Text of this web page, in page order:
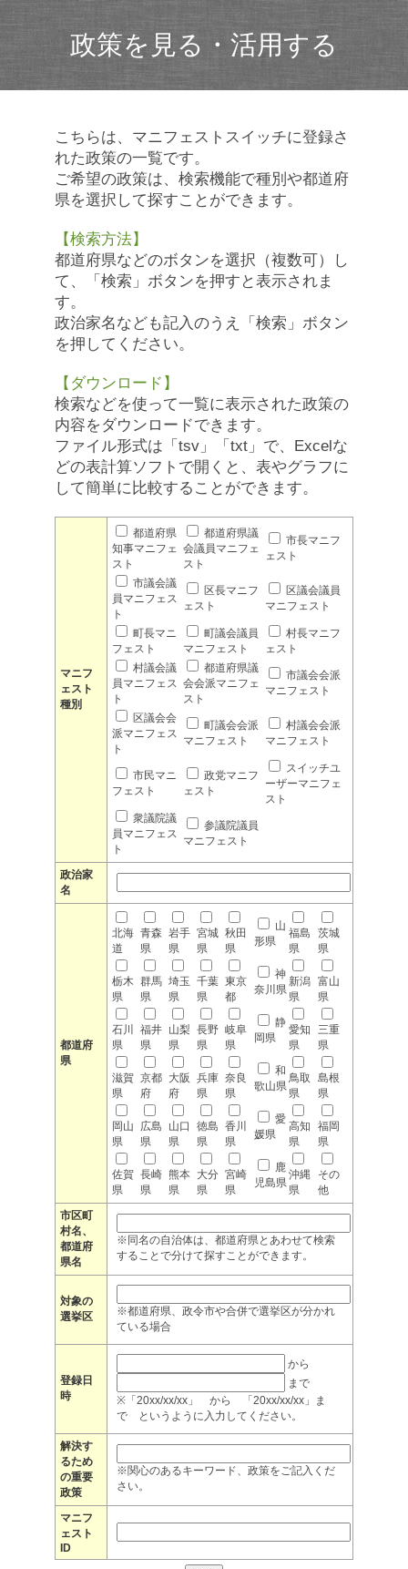
政策を見る・活用する
こちらは、マニフェストスイッチに登録さ
れた政策の一覧です。
ご希望の政策は、検索機能で種別や都道府
県を選択して探すことができます。
【検索方法】
都道府県などのボタンを選択（複数可）し
て、「検索」ボタンを押すと表示されま
す。
政治家名なども記入のうえ「検索」ボタン
を押してください。
【ダウンロード】
検索などを使って一覧に表示された政策の
内容をダウンロードできます。
ファイル形式は「tsv」「txt」で、Excelな
どの表計算ソフトで開くと、表やグラフに
して簡単に比較することができます。
マニフ
ェスト
種別
都道府県
知事マニフェ
スト
都道府県議
会議員マニフェ
スト
市長マニフ
ェスト
市議会議
員マニフェス
ト
区長マニフ
ェスト
区議会議員
マニフェスト
町長マニ
フェスト
町議会議員
マニフェスト
村長マニフ
ェスト
村議会議
員マニフェス
ト
都道府県議
会会派マニフェ
スト
市議会会派
マニフェスト
区議会会
派マニフェス
ト
町議会会派
マニフェスト
村議会会派
マニフェスト
市民マニ
フェスト
政党マニフ
ェスト
スイッチユ
ーザーマニフェ
スト
衆議院議
員マニフェス
ト
参議院議員
マニフェスト
政治家
名
都道府
県
北海
道
青森
県
岩手
県
宮城
県
秋田
県
山
形県
福島
県
茨城
県
栃木
県
群馬
県
埼玉
県
千葉
県
東京
都
神
奈川県
新潟
県
富山
県
石川
県
福井
県
山梨
県
長野
県
岐阜
県
静
岡県
愛知
県
三重
県
滋賀
県
京都
府
大阪
府
兵庫
県
奈良
県
和
歌山県
鳥取
県
島根
県
岡山
県
広島
県
山口
県
徳島
県
香川
県
愛
媛県
高知
県
福岡
県
佐賀
県
長崎
県
熊本
県
大分
県
宮崎
県
鹿
児島県
沖縄
県
その
他
市区町
村名、
都道府
県名
※同名の自治体は、都道府県とあわせて検索
することで分けて探すことができます。
対象の
選挙区
※都道府県、政令市や合併で選挙区が分かれ
ている場合
登録日
時
から
まで
※「20xx/xx/xx」 から 「20xx/xx/xx」ま
で というように入力してください。
解決す
るため
の重要
政策
※関心のあるキーワード、政策をご記入くだ
さい。
マニフ
ェスト
ID